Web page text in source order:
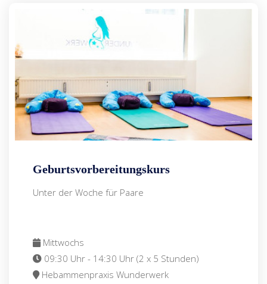
Geburtsvorbereitungskurs
Unter der Woche für Paare
Mittwochs
09:30 Uhr - 14:30 Uhr (2 x 5 Stunden)
Hebammenpraxis Wunderwerk